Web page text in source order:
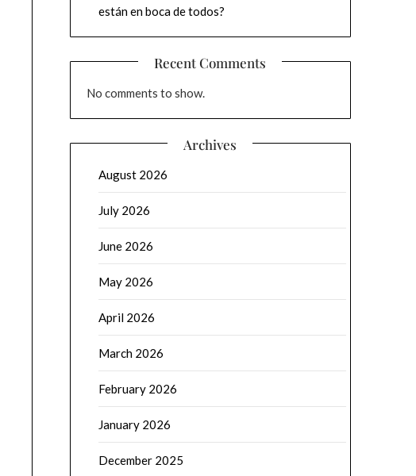
están en boca de todos?
Recent Comments
No comments to show.
Archives
August 2026
July 2026
June 2026
May 2026
April 2026
March 2026
February 2026
January 2026
December 2025